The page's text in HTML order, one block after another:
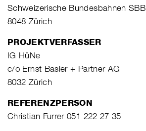
Schweizerische Bundesbahnen SBB
8048 Zürich
PROJEKTVERFASSER
IG HüNe
c/o Ernst Basler + Partner AG
8032 Zürich
REFERENZPERSON
Christian Furrer 051 222 27 35